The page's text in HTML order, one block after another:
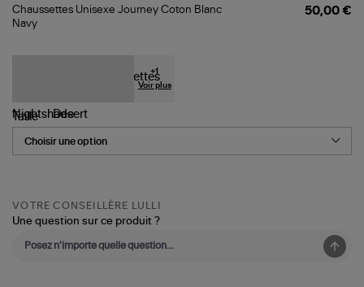
Chaussettes
Unisexe
Journey
Chaussettes Unisexe Journey Coton Blanc
Navy
50,00 €
+1
Voir plus
Taille
VOTRE CONSEILLÈRE LULLI
Une question sur ce produit ?